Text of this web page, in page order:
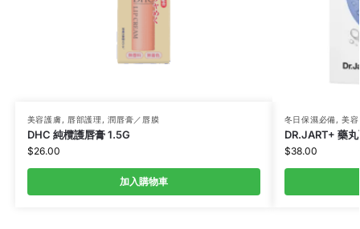
美容護膚, 唇部護理 ,潤唇膏／唇膜
DHC 純欖護唇膏 1.5G
$26.00
加入購物車
冬日保濕必備,美
DR.JART+ 藥
$38.00